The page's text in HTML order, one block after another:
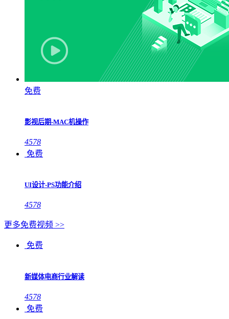
免费
影视后期-MAC机操作
4578
免费
UI设计-PS功能介绍
4578
更多免费视频 >>
免费
新媒体电商行业解读
4578
免费